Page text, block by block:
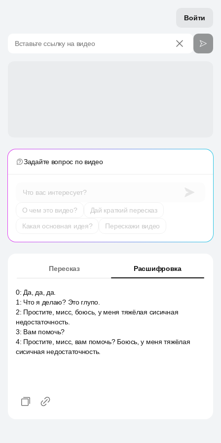
Войти
Вставьте ссылку на видео
Задайте вопрос по видео
Что вас интересует?
О чем это видео?
Дай краткий пересказ
Какая основная идея?
Перескажи видео
Пересказ Расшифровка
0: Да, да, да.
1 : Что я делаю? Это глупо.
2: Простите, мисс, боюсь, у меня тяжёлая сисичная
недостаточность.
3: Вам помочь?
4: Простите, мисс, вам помочь? Боюсь, у меня тяжёлая
сисичная недостаточность.